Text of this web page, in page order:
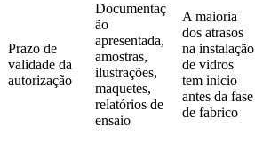
Prazo de
validade da
autorização
Documentaç
ão
apresentada,
amostras,
ilustrações,
maquetes,
relatórios de
ensaio
A maioria
dos atrasos
na instalação
de vidros
tem início
antes da fase
de fabrico